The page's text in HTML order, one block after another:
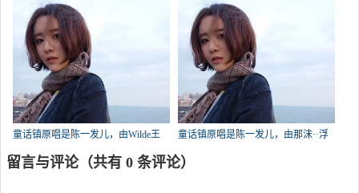
血鬼＠伯爵演唱点播:24次
鹰翻唱(播放:20)
童话镇原唱是陈一发儿，由Wilde王
哈哈翻唱(播放:20)
童话镇原唱是陈一发儿，由那沫··浮
翻唱(播放:14)
留言与评论（共有 0 条评论）